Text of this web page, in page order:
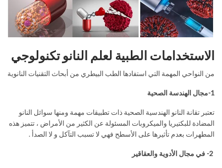
الاستخدامات الطبية لعلم النانو تكنولوجي
من النواحي المهمة التي استفادها الطب البيطري من أبحاث التقنيات النانوية
1-مجال الهندسة الصحية
تعتبر تقانة النانو الهندسية الصحية ذات تطبيقات مهمة ومنها سوائل النانو
المضادة للبكتيريا والميكروبات المسئولة عن الكثير من الأمراض ، تتميز هذه
المطهرات بعدم تأثيرها على الأسطح فهي لا تسبب التآكل و لا الصدأ .
2- في مجال الأدوية والعقاقير